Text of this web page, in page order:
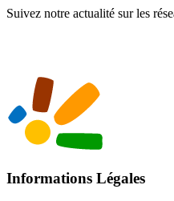
Suivez notre actualité sur les
Informations Légales